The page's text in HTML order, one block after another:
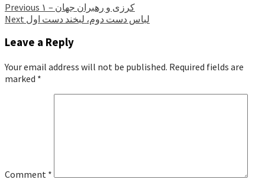
Previous
کرزی و رهبران جهان – ۱
Next لباس دست دوم، لبخند دست اول
Leave a Reply
Your email address will not be published. Required fields are
marked *
Comment *